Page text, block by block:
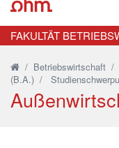
FAKULTÄT
/ Betriebswirtschaft /
(B.A.) /